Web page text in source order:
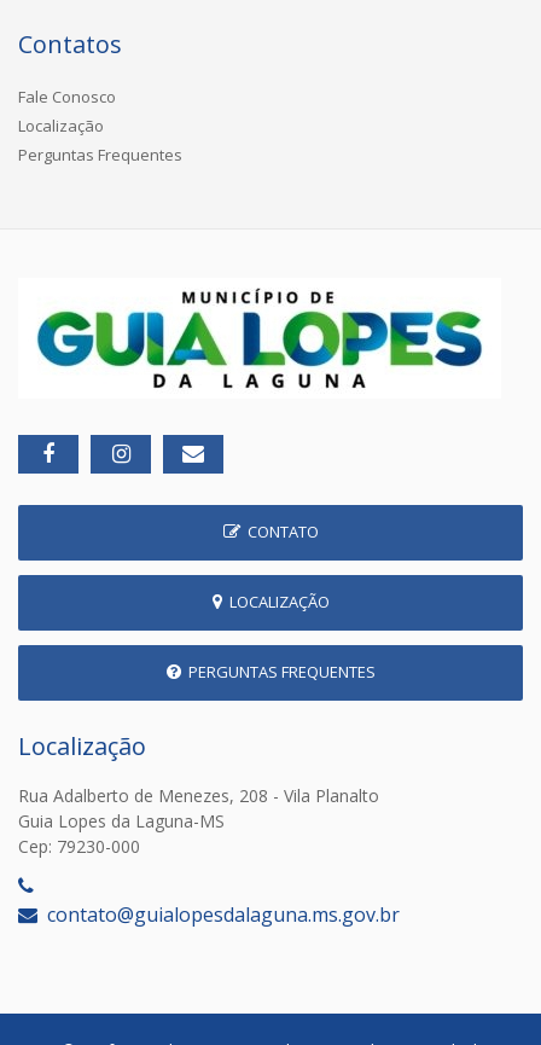
Contatos
Fale Conosco
Localização
Perguntas Frequentes
CONTATO
LOCALIZAÇÃO
PERGUNTAS FREQUENTES
Localização
Rua Adalberto de Menezes, 208 - Vila Planalto
Guia Lopes da Laguna-MS
Cep: 79230-000
contato@guialopesdalaguna.ms.gov.br